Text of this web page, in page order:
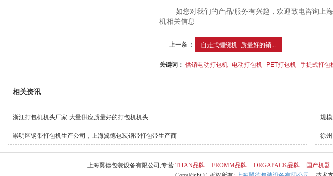
如您对我们的产品/服务有兴趣，欢迎致电咨询上
机相关信息
上一条 ： 自走式缠绕机_质量好的销...
关键词： 供销电动打包机 电动打包机 PET打包机 手提式打包
相关资讯
浙江打包机机头厂家-大量供应质量好的打包机机头 规
崇明区钢带打包机生产公司，上海翼德包装钢带打包带生产商 徐
上海翼德包装设备有限公司,专营 TITAN品牌 FROMM品牌 ORGAPACK品牌 国产机器